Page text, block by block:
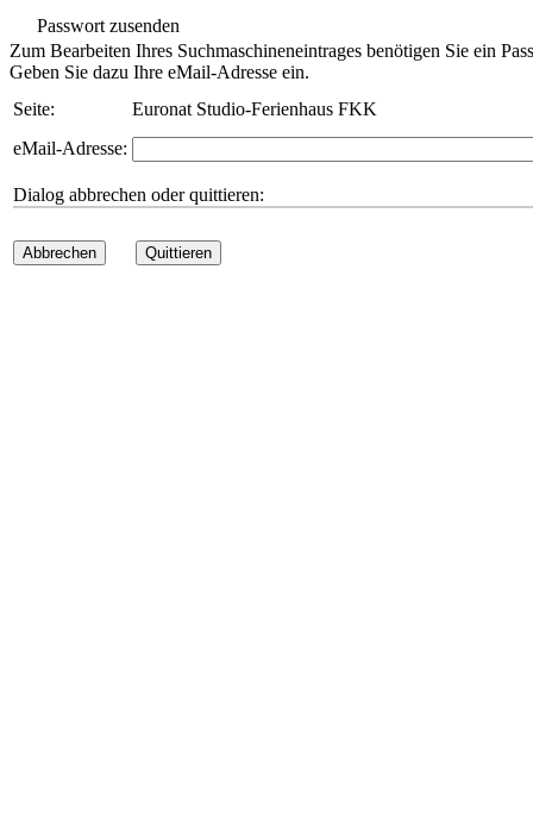
Passwort zusenden
Zum Bearbeiten Ihres Suchmaschineneintrages benötigen Sie ein
Geben Sie dazu Ihre eMail-Adresse ein.
Seite:
Euronat Studio-Ferienhaus FKK
eMail-Adresse:
Dialog abbrechen oder quittieren:
Abbrechen Quittieren